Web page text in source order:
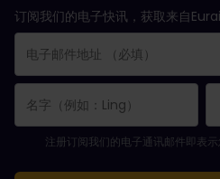
订阅我们的电子快讯，获取来自
您已成功订阅。
电子邮件地址栏为必填栏！
电子邮件地址无效！
订阅电子通讯时出错。请稍后重试。
您已订阅此电子通讯！
请同意有关订阅电子通讯的条款和条件
注册订阅我们的电子通讯邮件即表